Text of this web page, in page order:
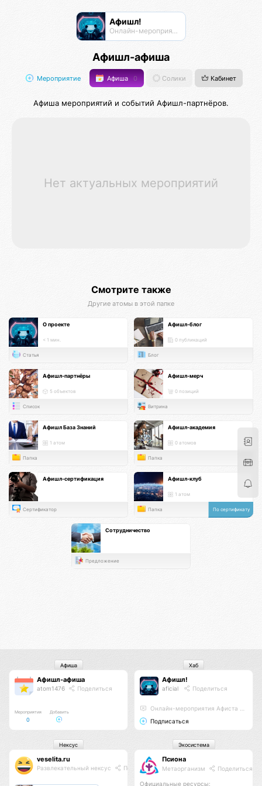
Афишл!
Онлайн-мероприятия Афиста Лаб
Афишл-афиша
Мероприятие Афиша 0 Солики Кабинет
Афиша мероприятий и событий Афишл-партнёров.
Нет актуальных мероприятий
Смотрите также
Другие атомы в этой папке
О проекте
< 1 мин.
Статья
Афишл-блог
0 публикаций
Блог
Афишл-партнёры
5 объектов
Список
Афишл-мерч
0 позиций
Витрина
Афишл База Знаний
1 атом
Папка
Афишл-академия
0 атомов
Папка
Афишл-сертификация
Сертификатор
Афишл-клуб
1 атом
Папка По сертификату
Сотрудничество
Предложение
Афишл-афиша
atom1476 Поделиться
Мероприятия
0
Добавить
Афиша
Афишл!
aficial Поделиться
Онлайн-мероприятия Афиста Лаб
Подписаться
Хаб
veselita.ru
Развлекательный нексус Поделиться
Нексус
Псиона
Метаорганизм Поделиться
Официальные ресурсы:
Экосистема